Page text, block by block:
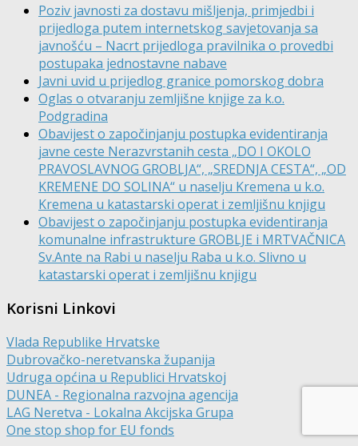
Poziv javnosti za dostavu mišljenja, primjedbi i
prijedloga putem internetskog savjetovanja sa
javnošću – Nacrt prijedloga pravilnika o provedbi
postupaka jednostavne nabave
Javni uvid u prijedlog granice pomorskog dobra
Oglas o otvaranju zemljišne knjige za k.o.
Podgradina
Obavijest o započinjanju postupka evidentiranja
javne ceste Nerazvrstanih cesta „DO I OKOLO
PRAVOSLAVNOG GROBLJA“, „SREDNJA CESTA“, „OD
KREMENE DO SOLINA“ u naselju Kremena u k.o.
Kremena u katastarski operat i zemljišnu knjigu
Obavijest o započinjanju postupka evidentiranja
komunalne infrastrukture GROBLJE i MRTVAČNICA
Sv.Ante na Rabi u naselju Raba u k.o. Slivno u
katastarski operat i zemljišnu knjigu
Korisni Linkovi
Vlada Republike Hrvatske
Dubrovačko-neretvanska županija
Udruga općina u Republici Hrvatskoj
DUNEA - Regionalna razvojna agencija
LAG Neretva - Lokalna Akcijska Grupa
One stop shop for EU fonds